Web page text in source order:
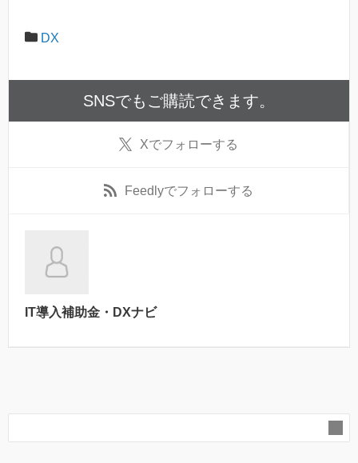
DX
SNSでもご購読できます。
Xでフォローする
Feedlyでフォローする
IT導入補助金・DXナビ